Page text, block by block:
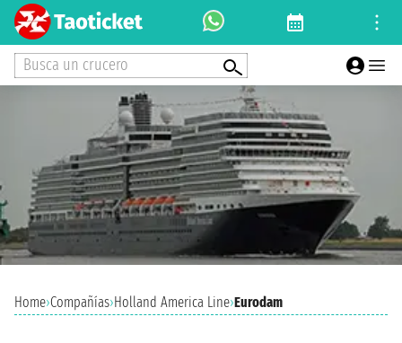
Busca un crucero
Home›Compañías›Holland America Line›Eurodam